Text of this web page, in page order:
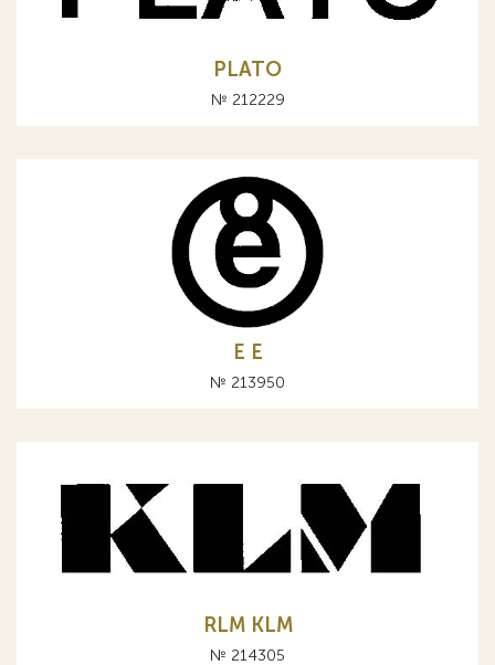
PLATO
№ 212229
E Е
№ 213950
RLM KLM
№ 214305